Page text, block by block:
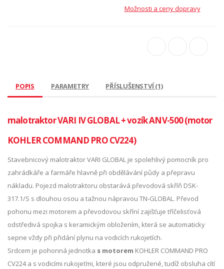
Možnosti a ceny dopravy
POPIS PARAMETRY PŘÍSLUŠENSTVÍ (1)
malotraktor VARI IV GLOBAL + vozík ANV-500 (motor
KOHLER COMMAND PRO CV224)
Stavebnicový malotraktor VARI GLOBAL je spolehlivý pomocník pro
zahrádkáře a farmáře hlavně při obdělávání půdy a přepravu
nákladu. Pojezd malotraktoru obstarává převodová skříň DSK-
317.1/S s dlouhou osou a tažnou nápravou TN-GLOBAL. Převod
pohonu mezi motorem a převodovou skříní zajišťuje tříčelisťová
odstředivá spojka s keramickým obložením, která se automaticky
sepne vždy při přidání plynu na vodicích rukojetích.
Srdcem je pohonná jednotka s motorem KOHLER COMMAND PRO
CV224 a s vodicími rukojeťmi, které jsou odpružené, tudíž obsluha cítí